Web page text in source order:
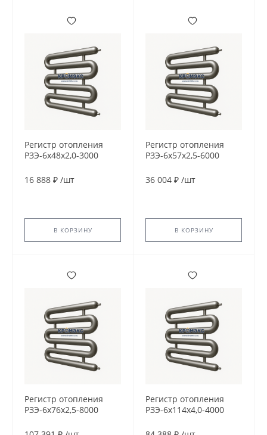
Регистр отопления
РЗЭ-6x48x2,0-3000
16 888 ₽ /шт
В КОРЗИНУ
Регистр отопления
РЗЭ-6x57x2,5-6000
36 004 ₽ /шт
В КОРЗИНУ
Регистр отопления
РЗЭ-6x76x2,5-8000
Регистр отопления
РЗЭ-6x114x4,0-4000